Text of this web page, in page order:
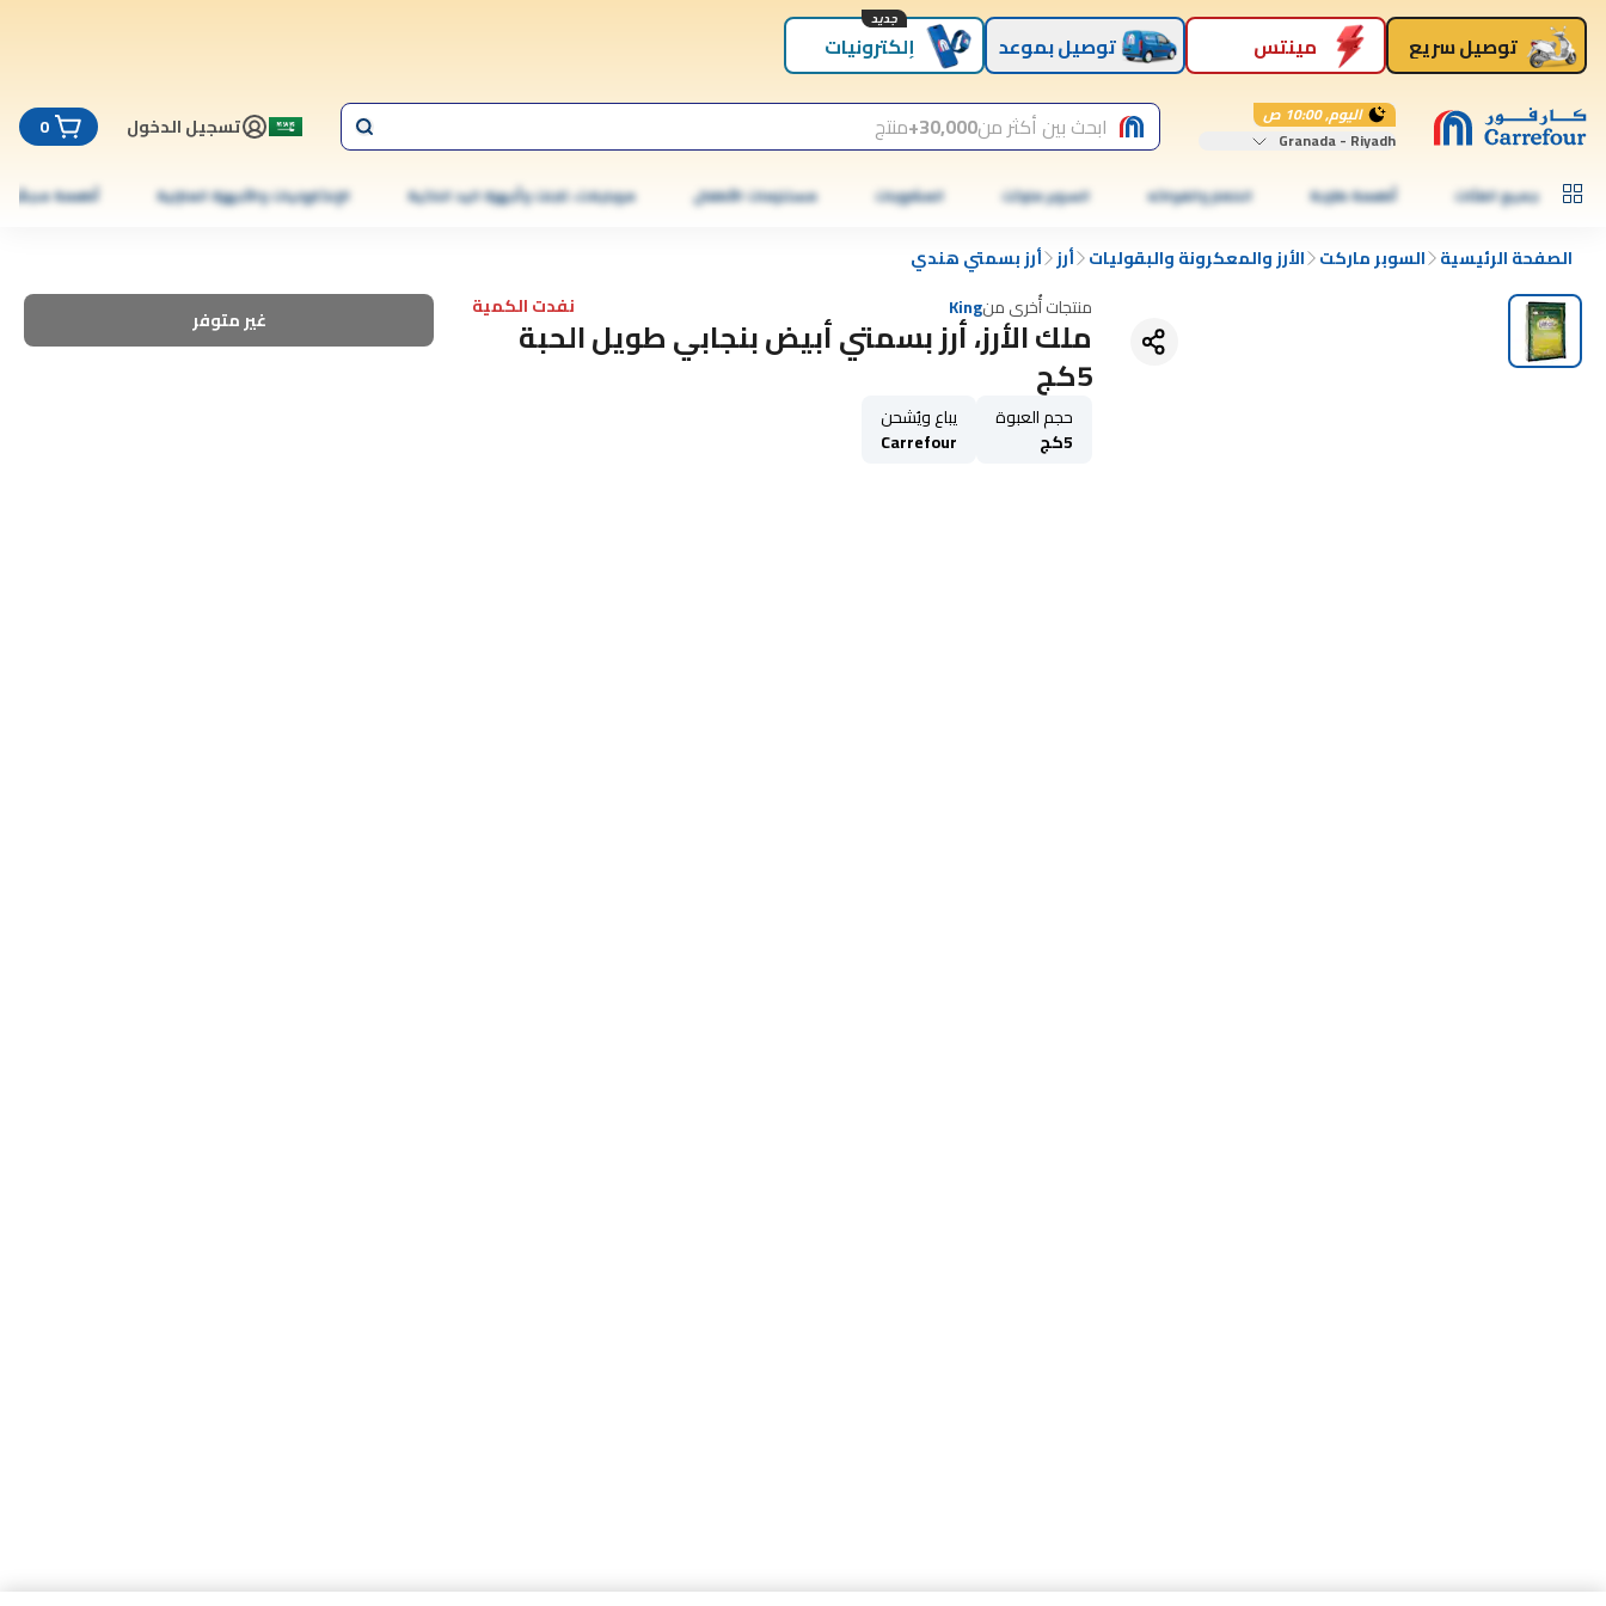
توصيل سريع مينتس توصيل بموعد إلكترونيات
جديد
اليوم, 10:00 ص
Granada - Riyadh
ابحث بين أكثر من30,000+ منتج تسجيل الدخول 0
جميع الفئات أطعمة طازجة الخضار والفواكه السوبر ماركت المشروبات مستلزمات الأطفال موبايلات، تابلت وأجهزة اليد الذكية الإلكترونيات والأجهزة المنزلية أطعمة مجمّدة
الصفحة الرئيسية السوبر ماركت الأرز والمعكرونة والبقوليات أرز أرز بسمتي هندي
منتجات أُخرى منKing نفدت الكمية
ملك الأرز، أرز بسمتي أبيض بنجابي طويل الحبة
5كج
حجم العبوة
5كج
يباع ويُشحن
Carrefour
غير متوفر